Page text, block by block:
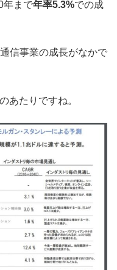
年まで年率5.3%での成
信事業の成長がなかで
あたりですね。